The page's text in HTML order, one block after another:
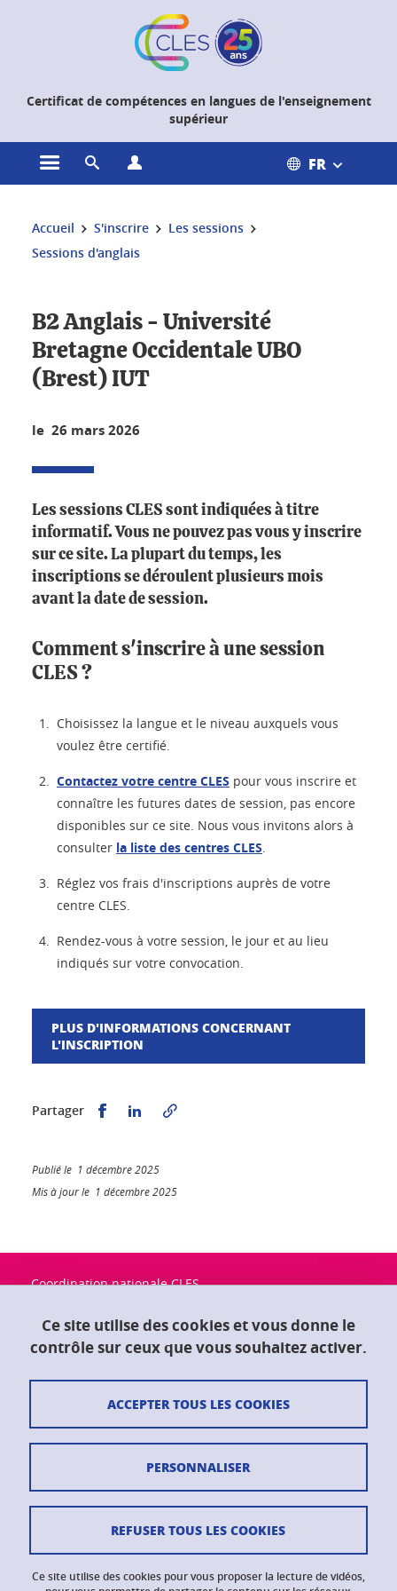
Certificat de compétences en langues de l'enseignement
supérieur
Ouvrir le menu principal
Ouvrir le moteur de recherche FR
Vous êtes ici :
Accueil S'inscrire
Les sessions
Sessions d'anglais
B2 Anglais - Université
Bretagne Occidentale UBO
(Brest) IUT
le 26 mars 2026
Les sessions CLES sont indiquées à titre
informatif. Vous ne pouvez pas vous y inscrire
sur ce site. La plupart du temps, les
inscriptions se déroulent plusieurs mois
avant la date de session.
Comment s'inscrire à une session
CLES ?
Choisissez la langue et le niveau auxquels vous
voulez être certifié.
Contactez votre centre CLES pour vous inscrire et
connaître les futures dates de session, pas encore
disponibles sur ce site. Nous vous invitons alors à
consulter la liste des centres CLES.
Réglez vos frais d'inscriptions auprès de votre
centre CLES.
Rendez-vous à votre session, le jour et au lieu
indiqués sur votre convocation.
PLUS D'INFORMATIONS CONCERNANT
L'INSCRIPTION
Partager Partager sur Facebook
Partager sur LinkedIn
Publié le 1 décembre 2025
Mis à jour le 1 décembre 2025
Coordination nationale CLES
Maison du doctorat "Jean Kuntzmann"
CS 40700
38058 Grenoble Cedex 9
Plan du site
Données personnelles
Ce site utilise des cookies et vous donne le
contrôle sur ceux que vous souhaitez activer.
Ce site utilise des cookies pour vous proposer la lecture de vidéos,
ACCEPTER TOUS LES COOKIES
REFUSER TOUS LES COOKIES
PERSONNALISER